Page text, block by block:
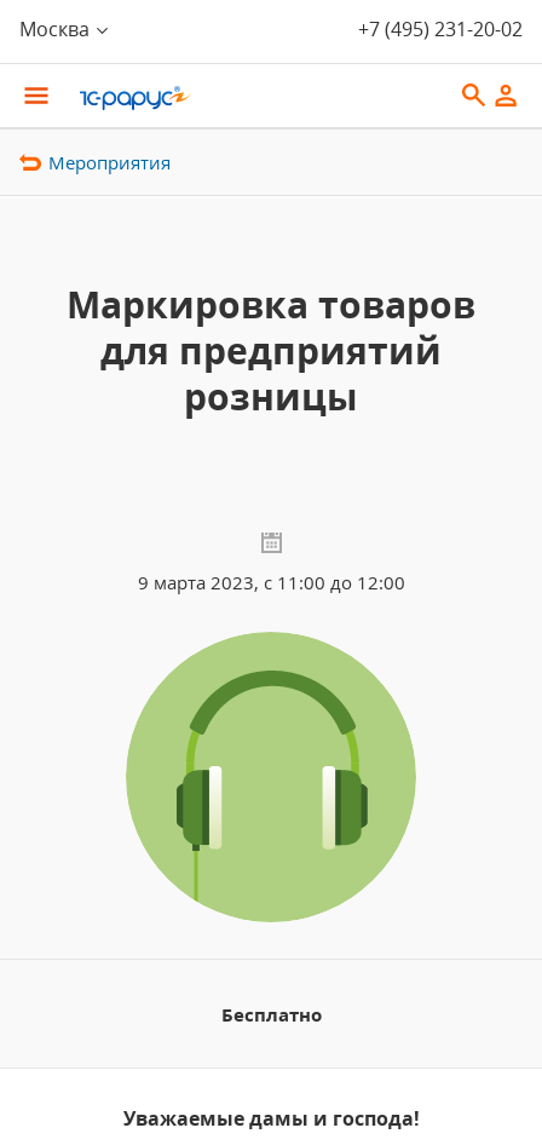
Москва +7 (495) 231-20-02
Мероприятия
Маркировка товаров
для предприятий
розницы
9 марта 2023, с 11:00 до 12:00
Бесплатно
Уважаемые дамы и господа!